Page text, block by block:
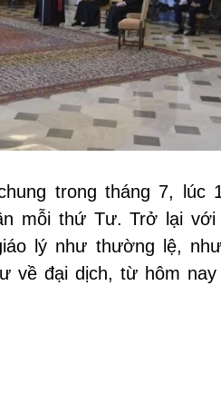
trong tháng 7, lúc
mỗi thứ Tư. Trở lại với
lý như thường lệ,
về đại dịch, từ hôm